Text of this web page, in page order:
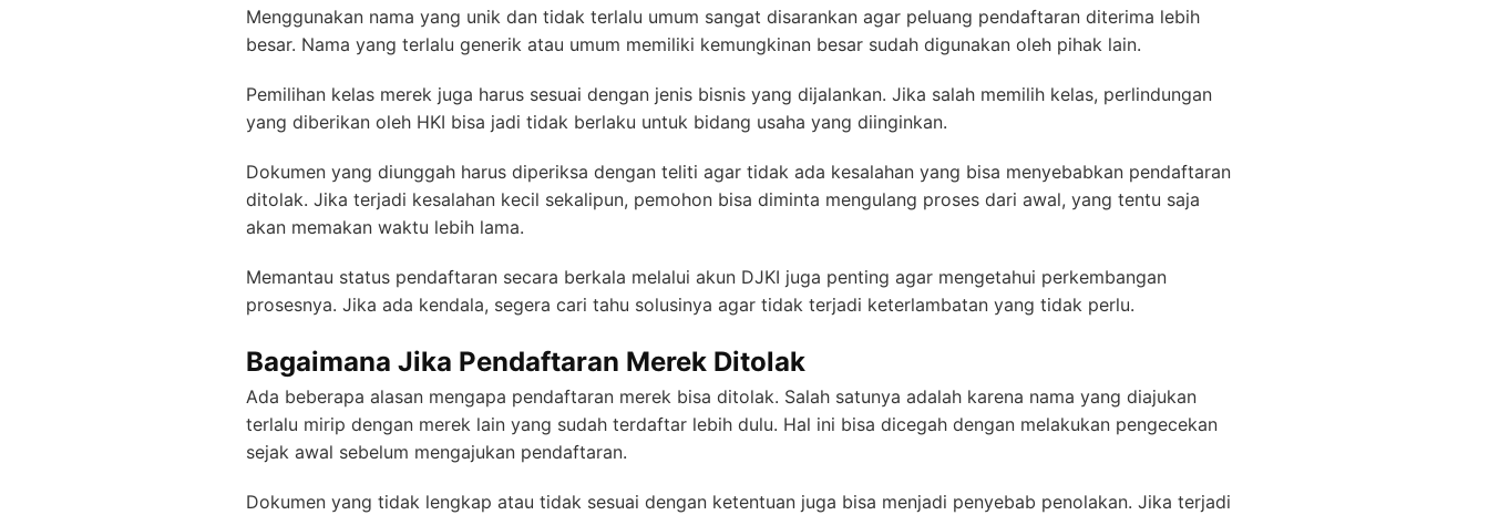
Menggunakan nama yang unik dan tidak terlalu umum sangat disarankan agar peluang pendaftaran diterima lebih
besar. Nama yang terlalu generik atau umum memiliki kemungkinan besar sudah digunakan oleh pihak lain.
Pemilihan kelas merek juga harus sesuai dengan jenis bisnis yang dijalankan. Jika salah memilih kelas, perlindungan
yang diberikan oleh HKI bisa jadi tidak berlaku untuk bidang usaha yang diinginkan.
Dokumen yang diunggah harus diperiksa dengan teliti agar tidak ada kesalahan yang bisa menyebabkan pendaftaran
ditolak. Jika terjadi kesalahan kecil sekalipun, pemohon bisa diminta mengulang proses dari awal, yang tentu saja
akan memakan waktu lebih lama.
Memantau status pendaftaran secara berkala melalui akun DJKI juga penting agar mengetahui perkembangan
prosesnya. Jika ada kendala, segera cari tahu solusinya agar tidak terjadi keterlambatan yang tidak perlu.
Bagaimana Jika Pendaftaran Merek Ditolak
Ada beberapa alasan mengapa pendaftaran merek bisa ditolak. Salah satunya adalah karena nama yang diajukan
terlalu mirip dengan merek lain yang sudah terdaftar lebih dulu. Hal ini bisa dicegah dengan melakukan pengecekan
sejak awal sebelum mengajukan pendaftaran.
Dokumen yang tidak lengkap atau tidak sesuai dengan ketentuan juga bisa menjadi penyebab penolakan. Jika terjadi